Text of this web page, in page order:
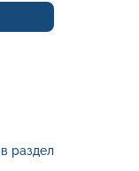
раздел